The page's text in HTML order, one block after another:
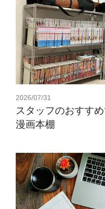
2026/07/31
スタッフのおすす
漫画本棚